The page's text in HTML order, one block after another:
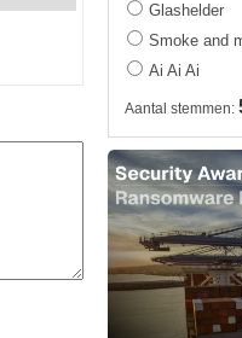
Glashelder
Smoke and
Ai Ai Ai
Aantal stemmen: